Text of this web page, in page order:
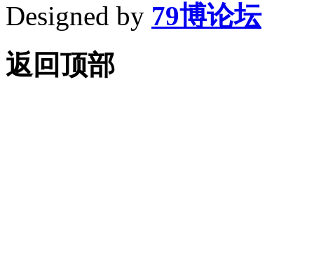
Designed by 79博论坛
返回顶部